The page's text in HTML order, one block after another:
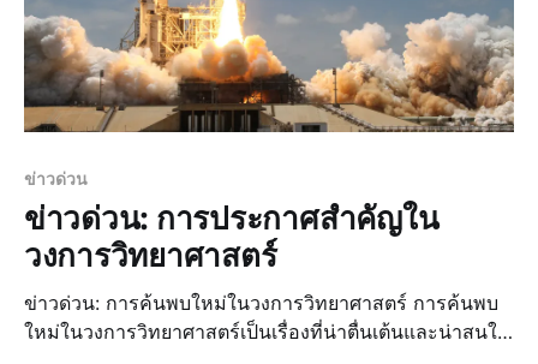
ข่าวด่วน
ข่าวด่วน: การประกาศสำคัญใน
วงการวิทยาศาสตร์
ข่าวด่วน: การค้นพบใหม่ในวงการวิทยาศาสตร์ การค้นพบ
ใหม่ในวงการวิทยาศาสตร์เป็นเรื่องที่น่าตื่นเต้นและน่าสนใจ